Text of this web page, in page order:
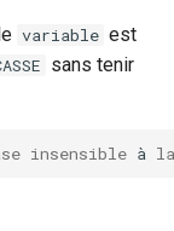
variable est
sans tenir
insensible à la